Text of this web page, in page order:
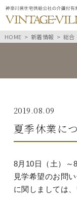
HOME
新着情報 総合
2019.08.09
夏季休業に
8月10日（土）～
見学希望のお問
に関しましては